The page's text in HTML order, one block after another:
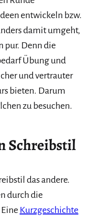
entwickeln bzw.
damit umgeht,
pur. Denn die
Übung und
und vertrauter
bieten. Darum
zu besuchen.
Schreibstil
das andere.
durch die
Kurzgeschichte